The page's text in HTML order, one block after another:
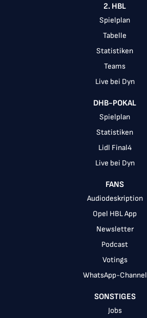
2. HBL
Spielplan
Tabelle
Statistiken
Teams
Live bei Dyn
DHB-POKAL
Spielplan
Statistiken
Lidl Final4
Live bei Dyn
FANS
Audiodeskription
Opel HBL App
Newsletter
Podcast
Votings
WhatsApp-Channel
SONSTIGES
Jobs